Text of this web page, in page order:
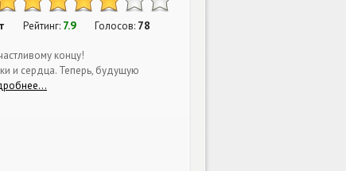
Рейтинг: 7.9 Голосов: 78
концу!
и сердца. Теперь, будущую